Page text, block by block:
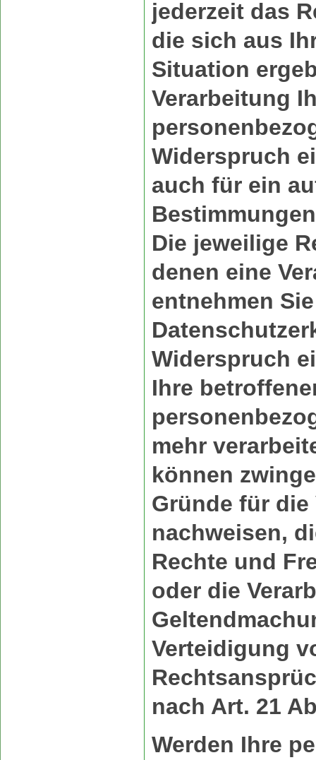
jederzeit das
die sich aus
Situation
Verarbeitung
Widerspruch
auch für ein
Die jeweilige
denen eine
entnehmen
Widerspruch
Ihre
mehr
können
Gründe für
nachweisen,
Rechte und
oder die
Verteidigung
nach Art. 21
Werden Ihre